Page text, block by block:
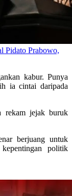
Pidato Prabowo,
kabur. Punya
ia cintai daripada
rekam jejak buruk
berjuang untuk
politik